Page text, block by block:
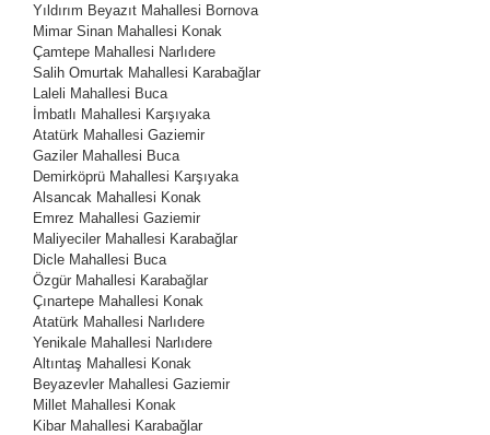
Yıldırım Beyazıt Mahallesi Bornova
Mimar Sinan Mahallesi Konak
Çamtepe Mahallesi Narlıdere
Salih Omurtak Mahallesi Karabağlar
Laleli Mahallesi Buca
İmbatlı Mahallesi Karşıyaka
Atatürk Mahallesi Gaziemir
Gaziler Mahallesi Buca
Demirköprü Mahallesi Karşıyaka
Alsancak Mahallesi Konak
Emrez Mahallesi Gaziemir
Maliyeciler Mahallesi Karabağlar
Dicle Mahallesi Buca
Özgür Mahallesi Karabağlar
Çınartepe Mahallesi Konak
Atatürk Mahallesi Narlıdere
Yenikale Mahallesi Narlıdere
Altıntaş Mahallesi Konak
Beyazevler Mahallesi Gaziemir
Millet Mahallesi Konak
Kibar Mahallesi Karabağlar